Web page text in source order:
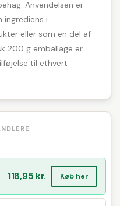
Anvendelsen er
ingrediens i
eller som en del af
200 g emballage er
til ethvert
118,95 kr. Køb her